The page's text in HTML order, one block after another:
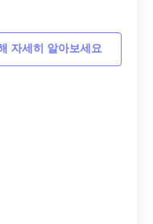
자세히 알아보세요